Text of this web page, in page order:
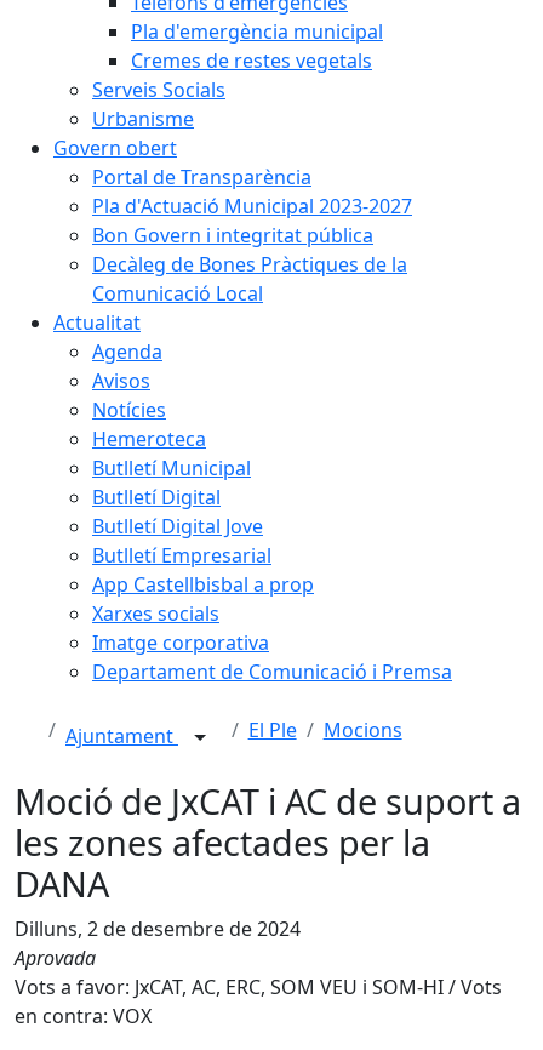
Pla d'emergència municipal
Cremes de restes vegetals
Serveis Socials
Urbanisme
Govern obert
Portal de Transparència
Pla d'Actuació Municipal 2023-2027
Bon Govern i integritat pública
Decàleg de Bones Pràctiques de la
Comunicació Local
Actualitat
Agenda
Avisos
Notícies
Hemeroteca
Butlletí Municipal
Butlletí Digital
Butlletí Digital Jove
Butlletí Empresarial
App Castellbisbal a prop
Xarxes socials
Imatge corporativa
Departament de Comunicació i Premsa
Ajuntament El Ple Mocions
Moció de JxCAT i AC de suport a
les zones afectades per la
DANA
Dilluns, 2 de desembre de 2024
Aprovada
Vots a favor: JxCAT, AC, ERC, SOM VEU i SOM-HI / Vots
en contra: VOX